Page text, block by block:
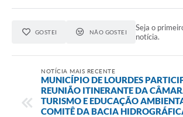
GOSTEI NÃO GOSTEI
Seja o
notícia.
NOTÍCIA MAIS RECENTE
MUNICÍPIO DE LOURDES
REUNIÃO ITINERANTE DA
TURISMO E EDUCAÇÃO
COMITÊ DA BACIA